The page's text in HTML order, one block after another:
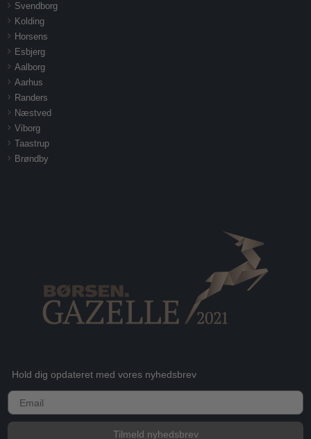
Svendborg
Kolding
Horsens
Esbjerg
Aalborg
Aarhus
Randers
Næstved
Viborg
Taastrup
Brøndby
Hold dig opdateret med vores nyhedsbrev
E-mail
Tilmeld nyhedsbrev